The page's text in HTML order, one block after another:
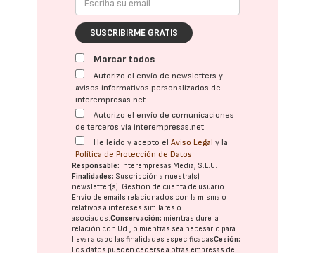
SUSCRIBIRME GRATIS
Marcar todos
Autorizo el envío de newsletters y
avisos informativos personalizados de
interempresas.net
Autorizo el envío de comunicaciones
de terceros vía interempresas.net
He leído y acepto elAviso Legal y la
Política de Protección de Datos
Responsable: Interempresas Media, S.L.U.
Finalidades: Suscripción a nuestra(s)
newsletter(s). Gestión de cuenta de usuario.
Envío de emails relacionados con la misma o
relativos a intereses similares o
asociados.Conservación: mientras dure la
relación con Ud., o mientras sea necesario para
llevar a cabo las finalidades especificadasCesión:
Los datos pueden cederse a otras empresas del